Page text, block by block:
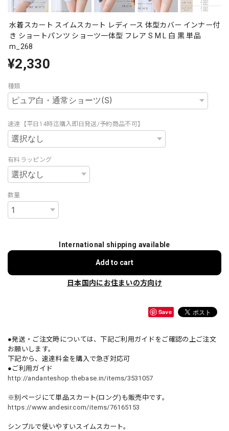
水着スカート スイムスカート レディース 体型カバー インナー付
き ショートパンツ ショーツ一体型 フレア S M L 白 黒 単品
m_268
¥2,330
種類
速達【平日14時迄購入即日発送/予約商品不可】
有料ラッピング
数量
International shipping available
Add to cart
日本国内にお住まいの方向け
Save
●発送・ご注文時については、下記ご利用ガイドをご確認の上ご注文
お願いします。
下記から、速達料金を購入で急ぎ対応可
●ご利用ガイド
http://andanteshop.thebase.in/items/3531057
※別ページにて単品スカート(ロング)も販売中です。
https://www.andesir.com/items/76165153
シンプルで使いやすいスイムスカート。